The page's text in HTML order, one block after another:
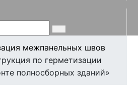
межпанельных швов
по герметизации
полносборных зданий»